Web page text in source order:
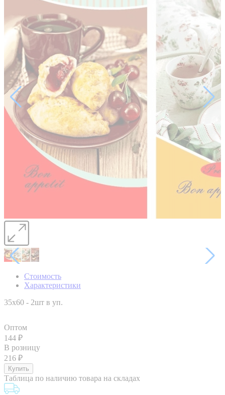
Стоимость
Характеристики
35x60 - 2шт в уп.
Оптом
144 ₽
В розницу
216 ₽
Таблица по наличию товара на складах